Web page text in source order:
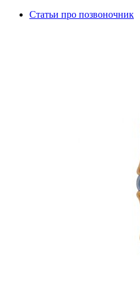
Статьи про позвоночник